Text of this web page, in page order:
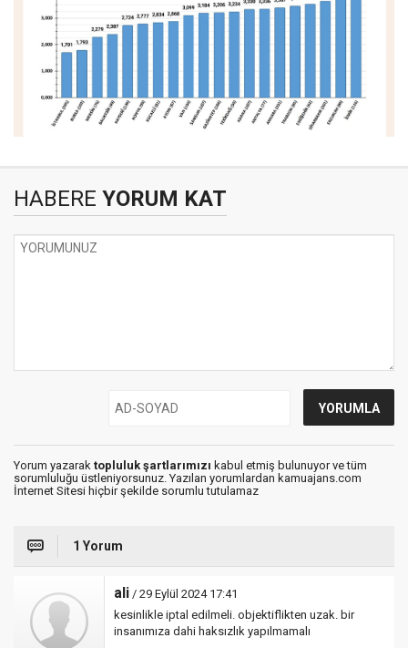
HABERE YORUM KAT
Yorum yazarak topluluk şartlarımızı kabul etmiş bulunuyor ve tüm
sorumluluğu üstleniyorsunuz. Yazılan yorumlardan kamuajans.com
İnternet Sitesi hiçbir şekilde sorumlu tutulamaz
1 Yorum
ali / 29 Eylül 2024 17:41
kesinlikle iptal edilmeli. objektiflikten uzak. bir
insanımıza dahi haksızlık yapılmamalı